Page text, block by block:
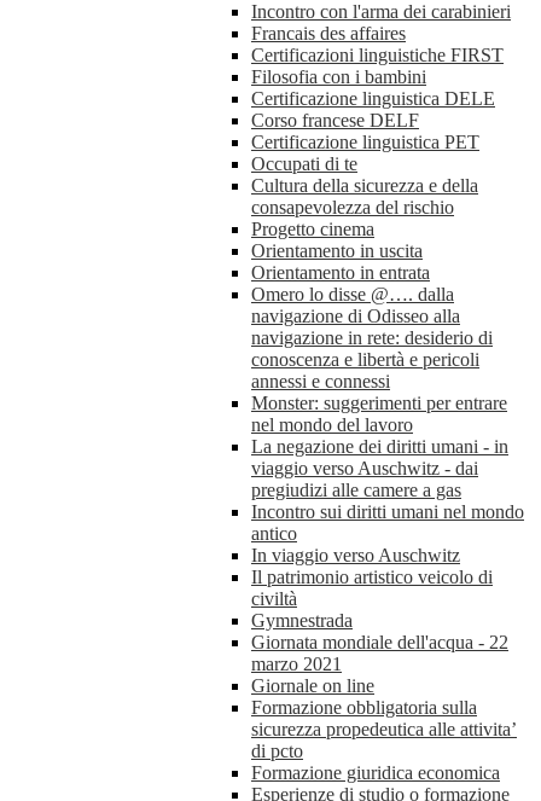
Incontro con l'arma dei carabinieri
Francais des affaires
Certificazioni linguistiche FIRST
Filosofia con i bambini
Certificazione linguistica DELE
Corso francese DELF
Certificazione linguistica PET
Occupati di te
Cultura della sicurezza e della
consapevolezza del rischio
Progetto cinema
Orientamento in uscita
Orientamento in entrata
Omero lo disse @…. dalla
navigazione di Odisseo alla
navigazione in rete: desiderio di
conoscenza e libertà e pericoli
annessi e connessi
Monster: suggerimenti per entrare
nel mondo del lavoro
La negazione dei diritti umani - in
viaggio verso Auschwitz - dai
pregiudizi alle camere a gas
Incontro sui diritti umani nel mondo
antico
In viaggio verso Auschwitz
Il patrimonio artistico veicolo di
civiltà
Gymnestrada
Giornata mondiale dell'acqua - 22
marzo 2021
Giornale on line
Formazione obbligatoria sulla
sicurezza propedeutica alle attivita’
di pcto
Formazione giuridica economica
Esperienze di studio o formazione